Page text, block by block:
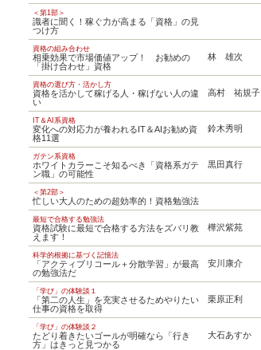
＜第1部＞
識者に聞く！稼ぐ力が高まる「資格」の見
つけ方
資格の組み合わせ
相乗効果で市場価値アップ！ お勧めの
「掛け合わせ」資格
林 雄次
資格の選び方・活かし方
資格を活かして稼げる人・稼げない人の違
い
高村 祐規子
IT＆AI系資格
変化への対応力が養われるIT＆AIお勧め資
格11選
鈴木秀明
ガテン系資格
ホワイトカラーこそ知るべき「資格系ガテ
ン職」の可能性
黒田真行
＜第2部＞
忙しい大人のための超効率的！資格勉強法
最短で合格する勉強法
資格試験に最短で合格する方法をズバリ教
えます！
樺沢紫苑
科学的根拠に基づく記憶法
「アクティブリコール＋分散学習」が最高
の勉強法だ
安川康介
「学び」の体験談１
「第二の人生」を充実させるためやりたい
仕事の資格を取得
栗原正利
「学び」の体験談２
たどり着きたいゴールが明確なら「行き
方」はきっと見つかる
大石あすか